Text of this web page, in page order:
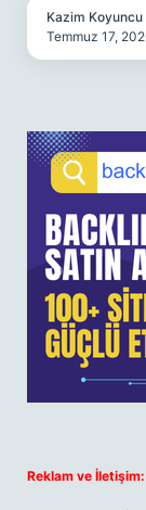
Kazim Koyuncu
Temmuz 17,
Reklam ve İletişim: